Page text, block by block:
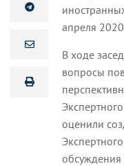
апреля
В ходе
вопросы
оценили